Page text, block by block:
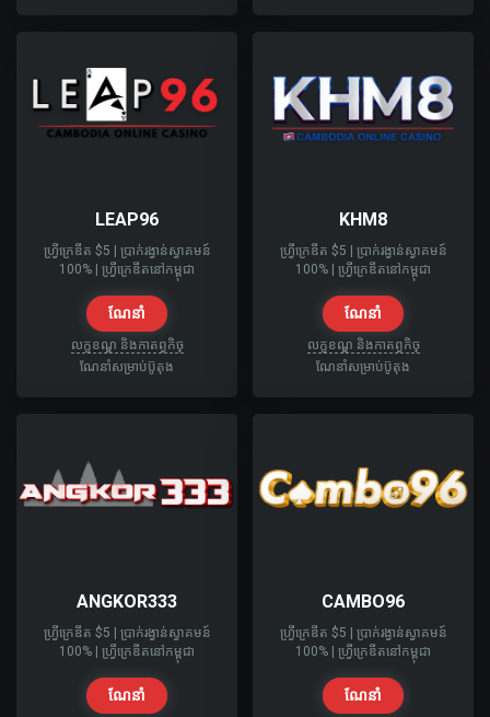
LEAP96
ហ្វ្រីក្រេឌីត $5​ | ប្រាក់រង្វាន់ស្វាគមន៍
100% | ហ្វ្រីក្រេឌីតនៅកម្ពុជា
ណែនាំ
លក្ខខណ្ឌ និងកាតព្វកិច្
ណែនាំសម្រាប់ប៊ូតុង
KHM8
ហ្វ្រីក្រេឌីត $5​ | ប្រាក់រង្វាន់ស្វាគមន៍
100% | ហ្វ្រីក្រេឌីតនៅកម្ពុជា
ណែនាំ
លក្ខខណ្ឌ និងកាតព្វកិច្
ណែនាំសម្រាប់ប៊ូតុង
ANGKOR333
ហ្វ្រីក្រេឌីត $5​ | ប្រាក់រង្វាន់ស្វាគមន៍
100% | ហ្វ្រីក្រេឌីតនៅកម្ពុជា
ណែនាំ
CAMBO96
ហ្វ្រីក្រេឌីត $5​ | ប្រាក់រង្វាន់ស្វាគមន៍
100% | ហ្វ្រីក្រេឌីតនៅកម្ពុជា
ណែនាំ